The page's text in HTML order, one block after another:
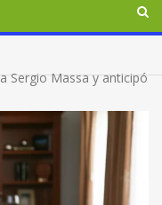
Sergio Massa y anticipó